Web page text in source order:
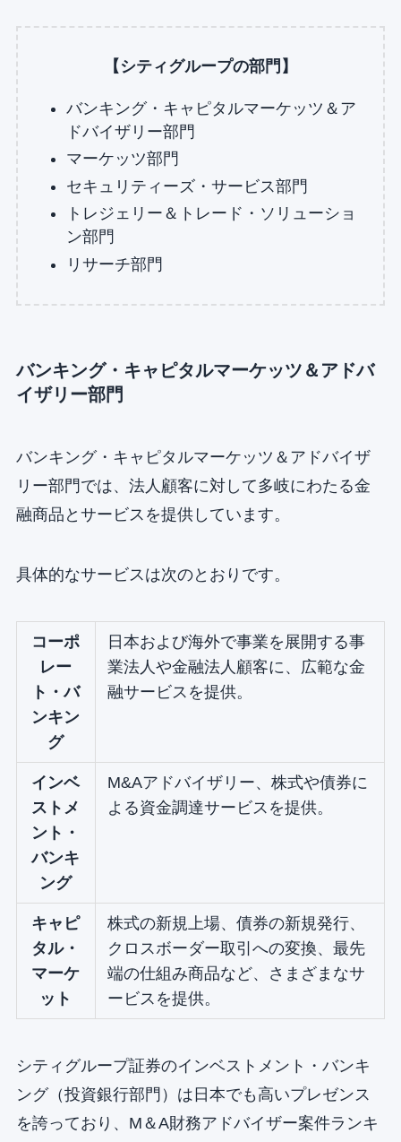
【シティグループの部門】
バンキング・キャピタルマーケッツ＆ア
ドバイザリー部門
マーケッツ部門
セキュリティーズ・サービス部門
トレジェリー＆トレード・ソリューショ
ン部門
リサーチ部門
バンキング・キャピタルマーケッツ＆アドバ
イザリー部門
バンキング・キャピタルマーケッツ＆アドバイザ
リー部門では、法人顧客に対して多岐にわたる金
融商品とサービスを提供しています。
具体的なサービスは次のとおりです。
コーポ
レー
ト・バ
ンキン
グ
日本および海外で事業を展開する事
業法人や金融法人顧客に、広範な金
融サービスを提供。
インベ
ストメ
ント・
バンキ
ング
M&Aアドバイザリー、株式や債券に
よる資金調達サービスを提供。
キャピ
タル・
マーケ
ット
株式の新規上場、債券の新規発行、
クロスボーダー取引への変換、最先
端の仕組み商品など、さまざまなサ
ービスを提供。
シティグループ証券のインベストメント・バンキ
ング（投資銀行部門）は日本でも高いプレゼンス
を誇っており、M＆A財務アドバイザー案件ランキ